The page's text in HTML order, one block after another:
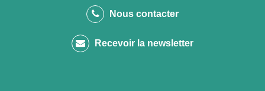
le
Facebook
la
Youtube
le
calaméo
Nous contacter
Recevoir la newsletter